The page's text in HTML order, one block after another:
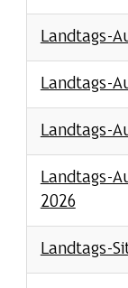
Landtags-
Landtags-
Landtags-
Landtags-
2026
Landtags-